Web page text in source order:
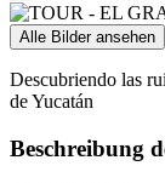
Alle Bilder ansehen
Descubriendo las
de Yucatán
Beschreibung